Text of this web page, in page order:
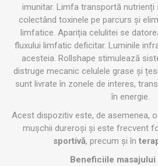
imunitar. Limfa transportă nutrienți
colectând toxinele pe parcurs și
limfatice. Apariția celulitei se
fluxului limfatic deficitar. Luminile
acesteia. Rollshape stimulează
distruge mecanic celulele grase și
sunt livrate în zonele de interes,
în energie.
Acest dispozitiv este, de asemenea,
mușchii dureroși și este frecvent
sportivă, precum și în
Beneficiile